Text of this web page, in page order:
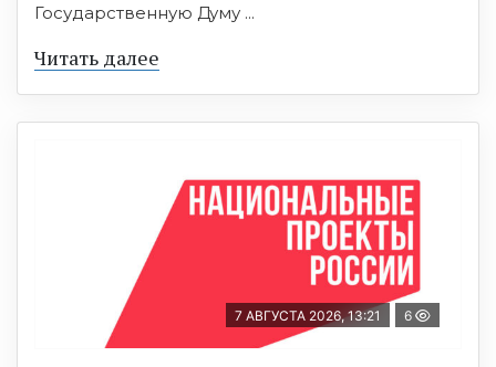
Государственную Думу ...
Читать далее
7 АВГУСТА 2026, 13:21 6